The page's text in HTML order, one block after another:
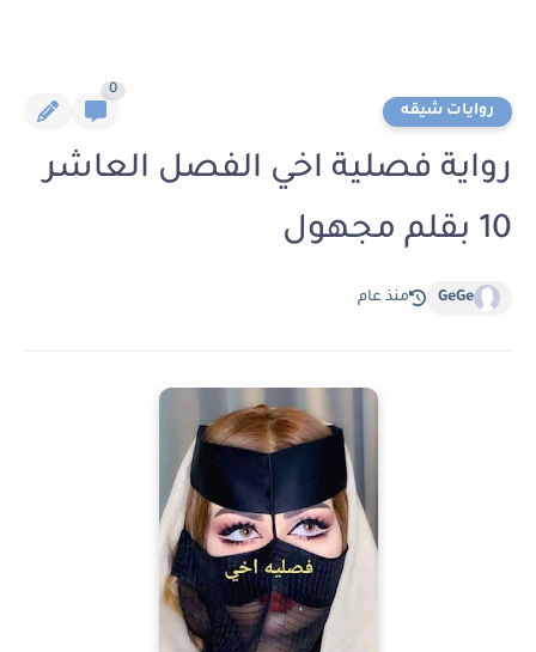
روايات شيقه
0
رواية فصلية اخي الفصل العاشر
10 بقلم مجهول
GeGe منذ عام